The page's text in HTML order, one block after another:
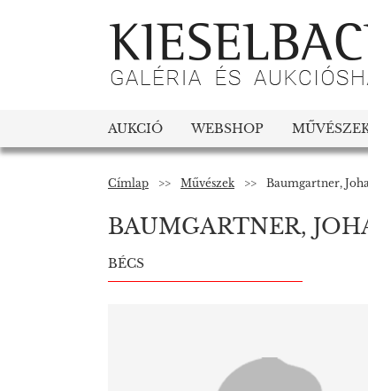
AUKCIÓ WEBSHOP
Címlap >> Művészek >> Baumgartner,
BAUMGARTNER,
BÉCS